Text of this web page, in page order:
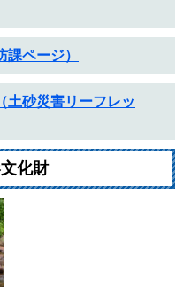
ページ）
土砂災害リーフレッ
化財